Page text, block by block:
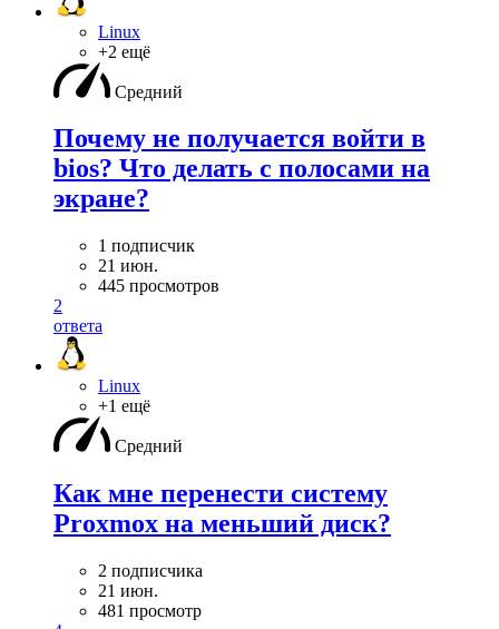
Linux
+2 ещё
Средний
Почему не получается войти в
bios? Что делать с полосами на
экране?
1 подписчик
21 июн.
445 просмотров
2
ответа
Linux
+1 ещё
Средний
Как мне перенести систему
Proxmox на меньший диск?
2 подписчика
21 июн.
481 просмотр